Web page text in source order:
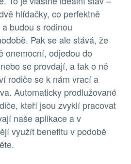
hlídačky, co perfektně
budou s rodinou
Pak se ale stává, že
onemocní, odjedou do
se provdají, a tak o ně
rodiče se k nám vrací a
Automaticky prodlužované
kteří jsou zvyklí pracovat
naše aplikace a v
využít benefitu v podobě